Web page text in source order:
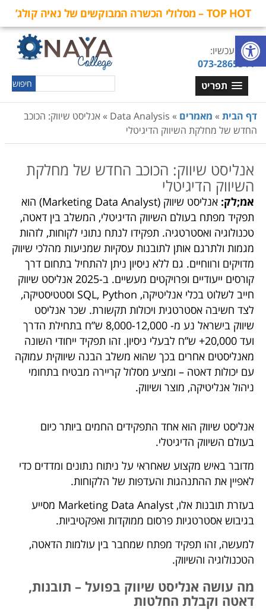
פתח סרגל נגישות
TOP HOT – מסלולי הכשרה המבוקשים של נאיה קולג’
חייגו עכשיו:
073-2865544
תפריט
דף הבית » מאמרים »
Data Analysis
»אנליסט שיווק: הכוכב
החדש של מחלקת השיווק הדיגיטלי
אנליסט שיווק: הכוכב החדש של מחלקת
השיווק הדיגיטלי
אמ;לק:
אנליסט שיווק (Marketing Data Analyst) הוא
תפקיד מפתח בעולם השיווק הדיגיטלי, המשלב בין דאטה,
טכנולוגיה ואסטרטגיה. תפקידו לנתח נתוני לקוחות, לזהות
מגמות ולתרגם אותן לתובנות עסקיות שמניעות מהלכי שיווק
מדויקים ורווחיים. גם ללא ניסיון ניתן להתחיל בתחום דרך
קורסים ייעודיים ופרויקטים מעשיים. ב-2025 אנליסט שיווק
חייב לשלוט בכלי אנליטיקה, SQL, Python וסטטיסטיקה,
לצד חשיבה אסטרטגית ויכולות תקשורת. שכר אנליסט
שיווק בישראל נע מ- 8,000-12,000 ש”ח בתחילת הדרך
ועד 20,000+ ש”ח לבעלי ניסיון. זהו תפקיד ייחודי השונה
מאנליסטים אחרים בכך שהוא משלב הבנה שיווקית עמוקה
עם יכולות דאטה – ומציע מסלול קריירה מבטיח בתחומי
ניהול אנליטיקה, מוצר ושיווק.
אנליסט שיווק הוא אחד התפקידים החמים ביותר כיום
בעולם השיווק הדיגיטלי.
מדובר באיש מקצוע שאחראי על ניתוח נתונים ומדדים כדי
לאפיין את ההתנהגות והעדפות של הלקוחות.
בעזרת תובנות אלו, Marketing Data Analyst מסייע
בגיבוש אסטרטגיות פרסום ממוקדות ואפקטיביות.
למעשה, זהו תפקיד מפתח שמחבר בין עולמות הדאטה,
הטכנולוגיה והשיווק.
מה עושה אנליסט שיווק בפועל – תובנות,
דאטה וקבלת החלטות